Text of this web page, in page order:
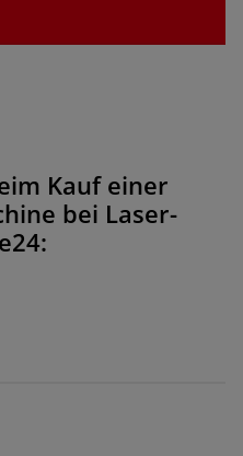
Kauf einer
bei Laser-